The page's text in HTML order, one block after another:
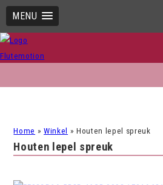
MENU
Home »Winkel »Houten lepel spreuk
Houten lepel spreuk